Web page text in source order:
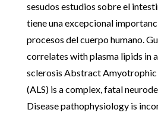
sesudos estudios sobre el
tiene una excepcional
procesos del cuerpo humano.
correlates with plasma lipids in
sclerosis Abstract Amyotrophic
(ALS) is a complex, fatal
Disease pathophysiology is